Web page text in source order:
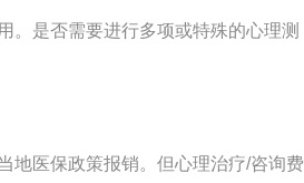
。是否需要进行多项或特殊的心理测
地医保政策报销。但心理治疗/咨询费